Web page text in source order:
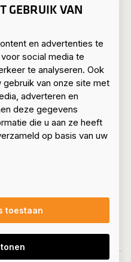
GEBRUIK VAN
en advertenties te
social media te
te analyseren. Ook
van onze site met
adverteren en
deze gegevens
die u aan ze heeft
op basis van uw
toestaan
• Nederland
YouTube